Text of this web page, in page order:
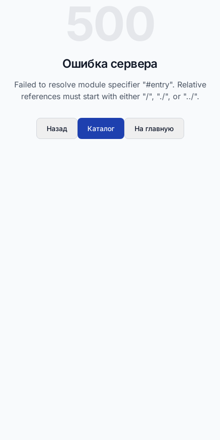
Ошибка сервера
Failed to resolve module specifier "#entry". Relative
references must start with either "/", "./", or "../".
Назад Каталог На главную